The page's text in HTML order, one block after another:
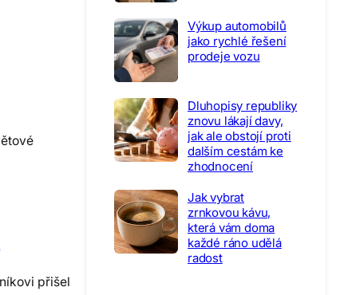
přišel
Výkup automobilů
jako rychlé řešení
prodeje vozu
Dluhopisy republiky
znovu lákají davy,
jak ale obstojí proti
dalším cestám ke
zhodnocení
Jak vybrat
zrnkovou kávu,
která vám doma
každé ráno udělá
radost